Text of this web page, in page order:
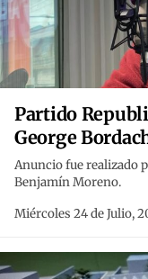
Partido
George
Anuncio fue realizado
Benjamín Moreno.
Miércoles 24 de Julio,